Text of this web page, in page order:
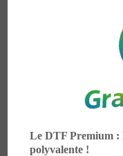
Le DTF Premium :
polyvalente !